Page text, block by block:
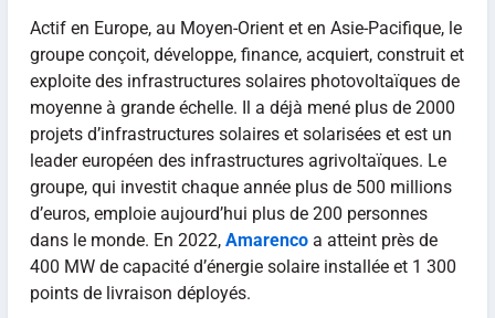
Actif en Europe, au Moyen-Orient et en Asie-Pacifique, le
groupe conçoit, développe, finance, acquiert, construit et
exploite des infrastructures solaires photovoltaïques de
moyenne à grande échelle. Il a déjà mené plus de 2000
projets d’infrastructures solaires et solarisées et est un
leader européen des infrastructures agrivoltaïques. Le
groupe, qui investit chaque année plus de 500 millions
d’euros, emploie aujourd’hui plus de 200 personnes
dans le monde. En 2022, Amarenco a atteint près de
400 MW de capacité d’énergie solaire installée et 1 300
points de livraison déployés.